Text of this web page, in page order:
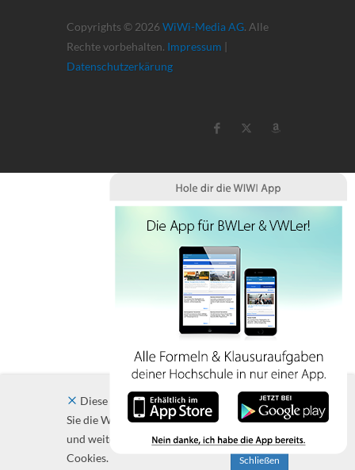
Copyrights © 2026 WiWi-Media AG. Alle
Rechte vorbehalten. Impressum |
Datenschutzerkärung
Diese Website verwendet Cookies. Indem
Sie die Website und ihre Angebote nutzen
und weiter navigieren, akzeptieren Sie diese
Cookies.
Schließen